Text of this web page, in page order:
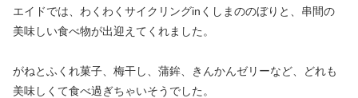
エイドでは、わくわくサイクリングinくしまののぼりと、串間の
美味しい食べ物が出迎えてくれました。
がねとふくれ菓子、梅干し、蒲鉾、きんかんゼリーなど、どれも
美味しくて食べ過ぎちゃいそうでした。